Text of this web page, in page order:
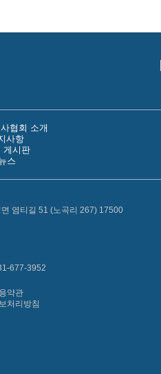
협회 소개
사항
게시판
스
염티길 51 (노곡리 267) 17500
677-3952
약관
처리방침